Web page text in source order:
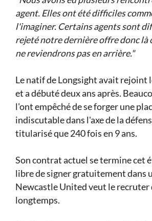
agent. Elles ont été difficiles
l'imaginer. Certains agents sont
rejeté notre dernière offre donc là
ne reviendrons pas en arrière."
Le natif de Longsight avait rejoint
et a débuté deux ans après.
l'ont empêché de se forger une
indiscutable dans l'axe de la
titularisé que 240 fois en 9 ans.
Son contrat actuel se termine cet
libre de signer gratuitement dans
Newcastle United veut le recruter
longtemps.